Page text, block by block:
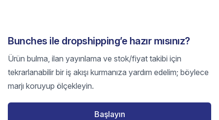
Bunches ile dropshipping’e hazır mısınız?
Ürün bulma, ilan yayınlama ve stok/fiyat takibi için
tekrarlanabilir bir iş akışı kurmanıza yardım edelim; böylece
marjı koruyup ölçekleyin.
Başlayın